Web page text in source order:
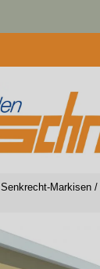
Senkrecht-Markisen /